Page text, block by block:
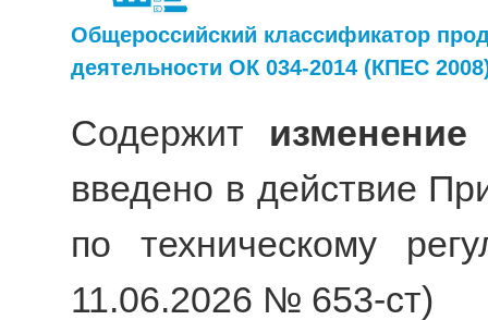
Общероссийский классификатор
деятельности ОК 034-2014 (КПЕС
Содержит
введено в действие
по техническому
11.06.2026 № 653-ст)